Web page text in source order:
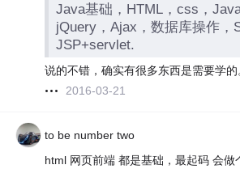
Java基础，HTML，css，
jQuery，Ajax，数据库操作，
JSP+servlet.
说的不错，确实有很多东西是需要学的
2016-03-21
to be number two
html 网页前端 都是基础，最起码 会做